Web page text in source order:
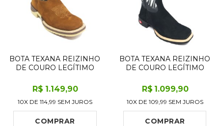
BOTA TEXANA REIZINHO
DE COURO LEGÍTIMO
CARAMELO - CANO
MÉDIO, BICO
QUADRADO - SOLADO
JUMP
R$ 1.149,90
10X DE 114,99 SEM JUROS
COMPRAR
BOTA TEXANA REIZINHO
DE COURO LEGÍTIMO
PRETA - CANO ALTO,
BICO QUADRADO,
SOLADO FLEX COMFORT
R$ 1.099,90
10X DE 109,99 SEM JUROS
COMPRAR